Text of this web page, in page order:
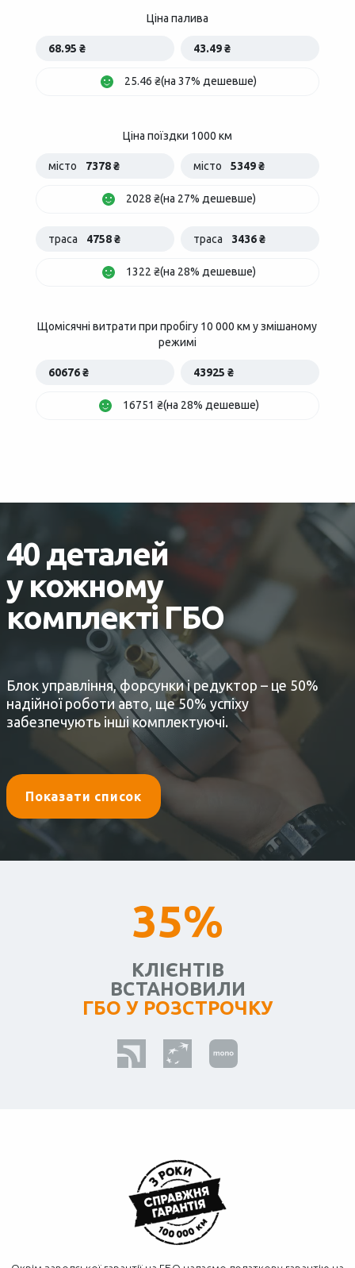
Ціна палива
68.95 ₴ 43.49 ₴
25.46 ₴(на 37% дешевше)
Ціна поїздки 1000 км
місто 7378 ₴ місто 5349 ₴
2028 ₴(на 27% дешевше)
траса 4758 ₴ траса 3436 ₴
1322 ₴(на 28% дешевше)
Щомісячні витрати при пробігу 10 000 км у змішаному
режимі
60676 ₴ 43925 ₴
16751 ₴(на 28% дешевше)
40 деталей
у кожному
комплекті ГБО
Блок управління, форсунки і редуктор – це 50%
надійної роботи авто, ще 50% успіху
забезпечують інші комплектуючі.
Показати список
35%
КЛІЄНТІВ
ВСТАНОВИЛИ
ГБО У РОЗСТРОЧКУ